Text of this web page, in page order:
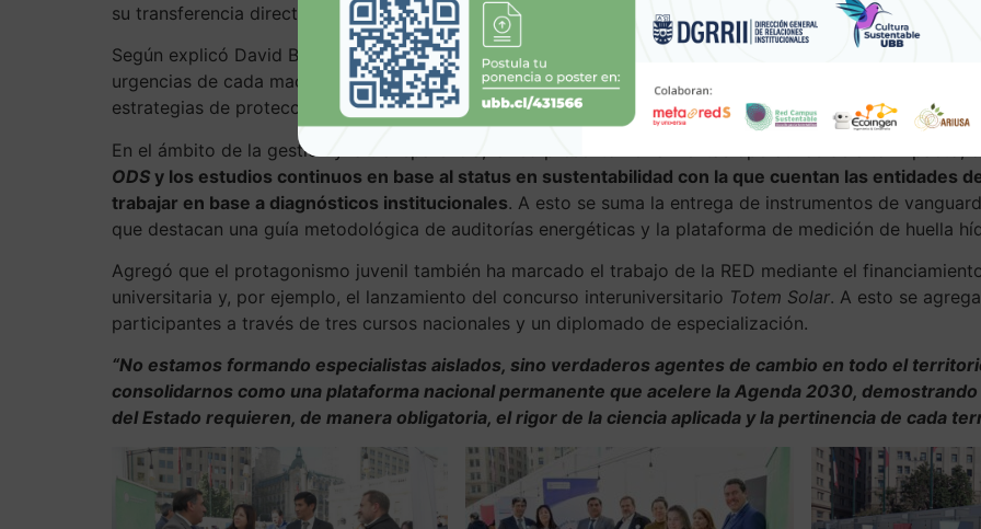
su transferencia directa al sector público.
Según explicó David Blanco, el trabajo de la RED ha abordado un enfoque descentralizado, ofreciendo
urgencias de cada macrozona; esto incluye desde soluciones para la minería sostenible y la escasez
estrategias de protección de océanos y mitigación del cambio climático en la Patagonia.
En el ámbito de la gestión y la transparencia, la red presentó herramientas operativas de alto impacto,
ODS y los estudios continuos en base al status en sustentabilidad con la que cuentan las entidades
trabajar en base a diagnósticos institucionales. A esto se suma la entrega de instrumentos de
que destacan una guía metodológica de auditorías energéticas y la plataforma de medición de huella
Agregó que el protagonismo juvenil también ha marcado el trabajo de la RED mediante el
universitaria y, por ejemplo, el lanzamiento del concurso interuniversitario Totem Solar. A esto se
participantes a través de tres cursos nacionales y un diplomado de especialización.
“No estamos formando especialistas aislados, sino verdaderos agentes de cambio en todo el
consolidarnos como una plataforma nacional permanente que acelere la Agenda 2030,
del Estado requieren, de manera obligatoria, el rigor de la ciencia aplicada y la pertinencia de cada